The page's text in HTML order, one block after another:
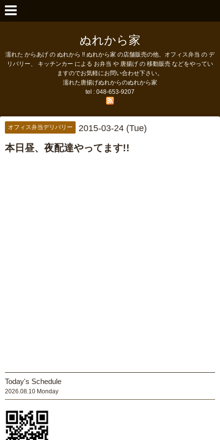
ぬれから家
濡れた からあげ の ぬれから !! ぬれから家 の店舗販売の他、オフィス弁当 の デ
リバリー、 キッチンカー による お弁当 や 唐揚げ の 移動販売 などをやってい
ますのでお気軽にお問い合わせ下さい。
濡れた唐揚げぬれからのぬれから家
tel : 048-653-9207
オフィス弁当デリバリー 2015-03-24 (Tue)
本日昼、夜配達やってます!!
Today's Schedule
2026.08.10 Monday